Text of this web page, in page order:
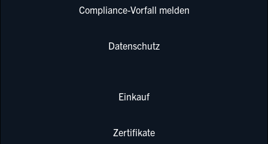
Compliance-Vorfall melden
Datenschutz
Einkauf
Zertifikate